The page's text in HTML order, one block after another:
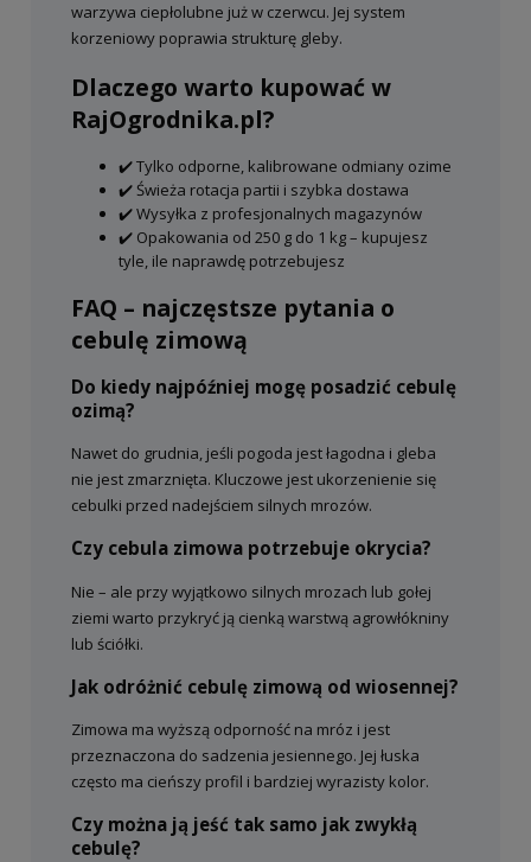
warzywa ciepłolubne już w czerwcu. Jej system
korzeniowy poprawia strukturę gleby.
Dlaczego warto kupować w
RajOgrodnika.pl?
✔️ Tylko odporne, kalibrowane odmiany ozime
✔️ Świeża rotacja partii i szybka dostawa
✔️ Wysyłka z profesjonalnych magazynów
✔️ Opakowania od 250 g do 1 kg – kupujesz
tyle, ile naprawdę potrzebujesz
FAQ – najczęstsze pytania o
cebulę zimową
Do kiedy najpóźniej mogę posadzić cebulę
ozimą?
Nawet do grudnia, jeśli pogoda jest łagodna i gleba
nie jest zmarznięta. Kluczowe jest ukorzenienie się
cebulki przed nadejściem silnych mrozów.
Czy cebula zimowa potrzebuje okrycia?
Nie – ale przy wyjątkowo silnych mrozach lub gołej
ziemi warto przykryć ją cienką warstwą agrowłókniny
lub ściółki.
Jak odróżnić cebulę zimową od wiosennej?
Zimowa ma wyższą odporność na mróz i jest
przeznaczona do sadzenia jesiennego. Jej łuska
często ma cieńszy profil i bardziej wyrazisty kolor.
Czy można ją jeść tak samo jak zwykłą
cebulę?